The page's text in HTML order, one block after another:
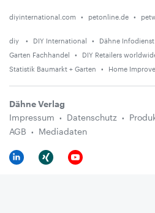
diyinternational.com petonline.de
diy DIY International Dähne Infodienst
Garten Fachhandel
DIY Retailers
Statistik Baumarkt + Garten
Home
Dähne Verlag
Impressum
Datenschutz
AGB
Mediadaten